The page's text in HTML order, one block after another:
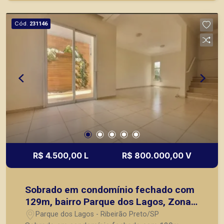
lançamentos da cidade de Ribeirão Preto.
Cód. 231146
R$ 4.500,00 L R$ 800.000,00 V
Sobrado em condomínio fechado com
129m, bairro Parque dos Lagos, Zona
Leste de Ribeirão Preto/SP.
Parque dos Lagos - Ribeirão Preto/SP